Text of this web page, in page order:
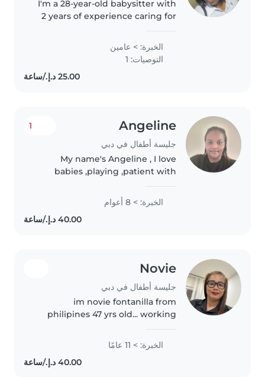
I'm a 28-year-old babysitter with
2 years of experience caring for
preschoolers. I'm a friendly,
patient and funny caregiver who
loves engaging kids through
الخبرة: > عامين
التوصيات: 1
Angeline
جليسة أطفال في دبي
1
My name's Angeline , I love
babies ,playing ,patient with
them, I can also help in house
chores ,, I am patient ,obedient
and humble, I will be happy if..
الخبرة: > 8 أعوام
Novie
جليسة أطفال في دبي
im novie fontanilla from
philipines 47 yrs old... working
nanny different 22 yrs
experience a sa and lovable
responsible and caring. love
الخبرة: > 11 عامًا